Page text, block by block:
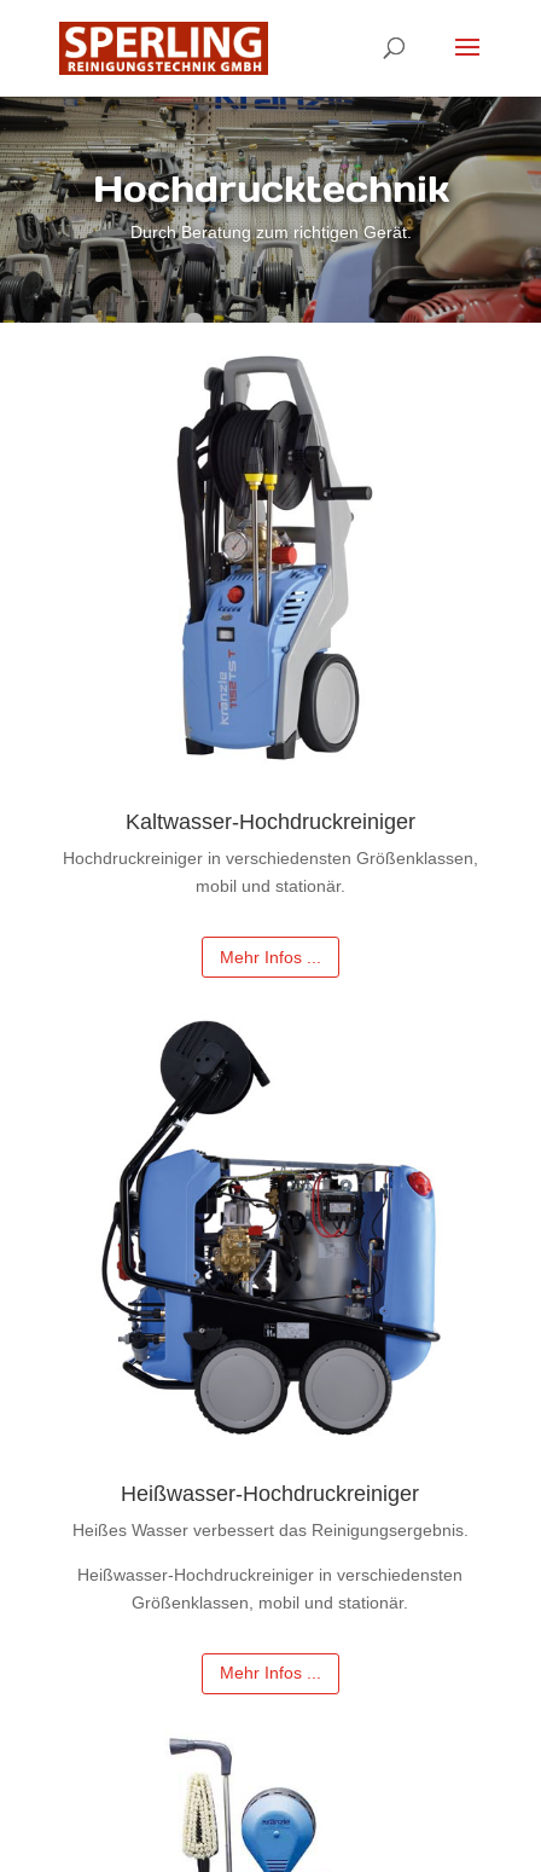
Hochdrucktechnik
Durch Beratung zum richtigen Gerät.
Kaltwasser-Hochdruckreiniger
Hochdruckreiniger in verschiedensten Größenklassen,
mobil und stationär.
Mehr Infos ...
Heißwasser-Hochdruckreiniger
Heißes Wasser verbessert das Reinigungsergebnis.
Heißwasser-Hochdruckreiniger in verschiedensten
Größenklassen, mobil und stationär.
Mehr Infos ...